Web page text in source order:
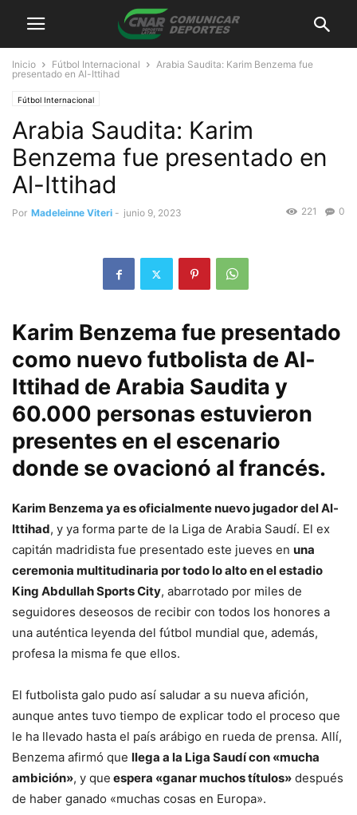
Inicio Fútbol Internacional
Arabia Saudita: Karim Benzema fue
presentado en Al-Ittihad
Fútbol Internacional
Arabia Saudita: Karim
Benzema fue presentado en
Al-Ittihad
Por Madeleinne Viteri - junio 9, 2023 0
221
Karim Benzema fue presentado
como nuevo futbolista de Al-
Ittihad de Arabia Saudita y
60.000 personas estuvieron
presentes en el escenario
donde se ovacionó al francés.
Karim Benzema ya es oficialmente nuevo jugador del Al-
Ittihad, y ya forma parte de la Liga de Arabia Saudí. El ex
capitán madridista fue presentado este jueves en una
ceremonia multitudinaria por todo lo alto en el estadio
King Abdullah Sports City, abarrotado por miles de
seguidores deseosos de recibir con todos los honores a
una auténtica leyenda del fútbol mundial que, además,
profesa la misma fe que ellos.
El futbolista galo pudo así saludar a su nueva afición,
aunque antes tuvo tiempo de explicar todo el proceso que
le ha llevado hasta el país arábigo en rueda de prensa. Allí,
Benzema afirmó que llega a la Liga Saudí con «mucha
ambición», y que espera «ganar muchos títulos» después
de haber ganado «muchas cosas en Europa».